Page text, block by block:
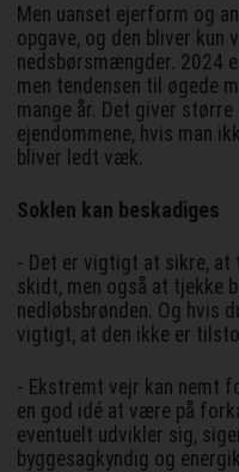
Men uanset ejerform og
opgave, og den bliver kun
nedsbørsmængder. 2024
men tendensen til øgede
mange år. Det giver
ejendommene, hvis man
bliver ledt væk.
Soklen kan beskadiges
- Det er vigtigt at sikre, at
skidt, men også at tjekke
nedløbsbrønden. Og hvis
vigtigt, at den ikke er
- Ekstremt vejr kan nemt
en god idé at være på
eventuelt udvikler sig,
byggesagkyndig og